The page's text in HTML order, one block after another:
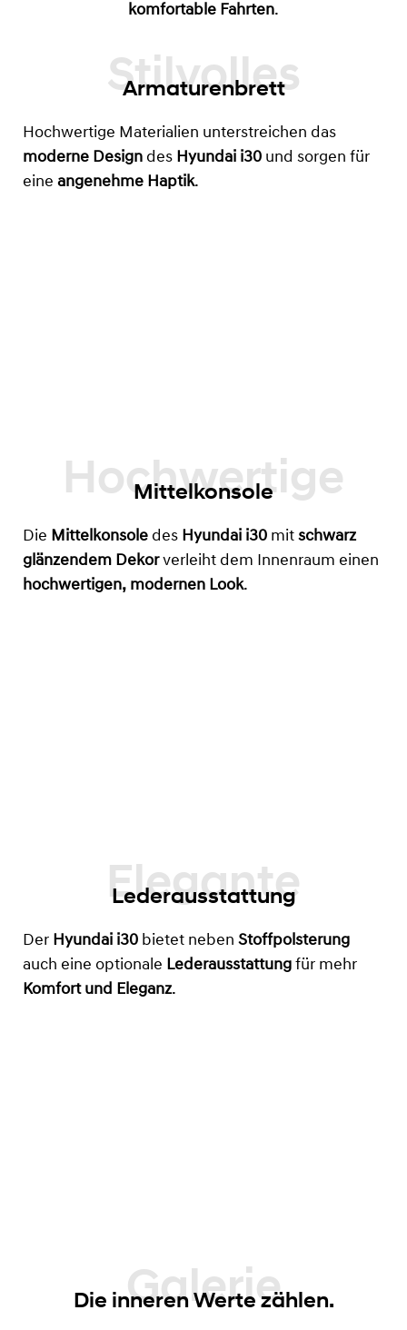
komfortable Fahrten.
Armaturenbrett
Hochwertige Materialien unterstreichen das
moderne Design des Hyundai i30 und sorgen für
eine angenehme Haptik.
Mittelkonsole
Die Mittelkonsole des Hyundai i30 mit schwarz
glänzendem Dekorverleiht dem Innenraum einen
hochwertigen, modernen Look.
Lederausstattung
Der Hyundai i30 bietet neben Stoffpolsterung
auch eine optionale Lederausstattung für mehr
Komfort und Eleganz.
Galerie
Die inneren Werte zählen.